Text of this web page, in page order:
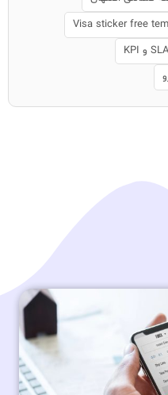
Visa sticker free